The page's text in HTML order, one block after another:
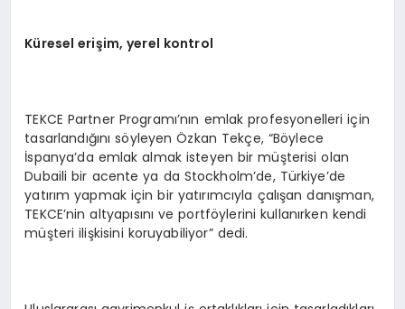
Küresel erişim, yerel kontrol
TEKCE Partner Programı’nın emlak profesyonelleri için
tasarlandığını söyleyen Özkan Tekçe, “Böylece
İspanya’da emlak almak isteyen bir müşterisi olan
Dubaili bir acente ya da Stockholm’de, Türkiye’de
yatırım yapmak için bir yatırımcıyla çalışan danışman,
TEKCE’nin altyapısını ve portföylerini kullanırken kendi
müşteri ilişkisini koruyabiliyor” dedi.